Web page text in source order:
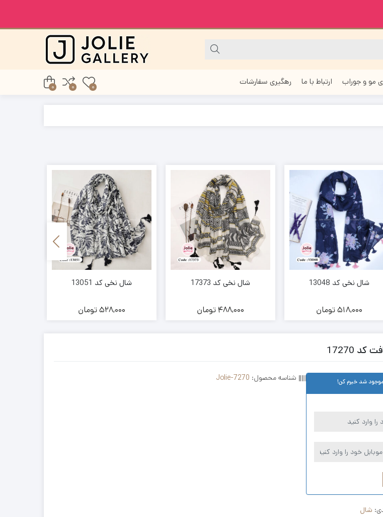
مو و جوراب ارتباط با ما رهگیری سفارشات
0
0
0
شال نخی کد 13048
518,000تومان
شال نخی کد 17373
488,000 تومان
شال نخی کد 13051
528,000تومان
17270
شد خبرم کن! شناسه محصول: Jolie-7270
شال